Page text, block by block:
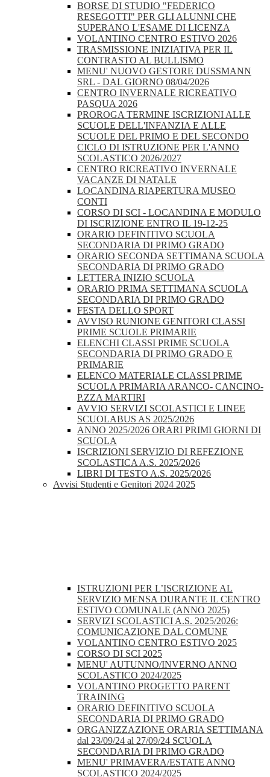
BORSE DI STUDIO "FEDERICO
RESEGOTTI" PER GLI ALUNNI CHE
SUPERANO L'ESAME DI LICENZA
VOLANTINO CENTRO ESTIVO 2026
TRASMISSIONE INIZIATIVA PER IL
CONTRASTO AL BULLISMO
MENU' NUOVO GESTORE DUSSMANN
SRL - DAL GIORNO 08/04/2026
CENTRO INVERNALE RICREATIVO
PASQUA 2026
PROROGA TERMINE ISCRIZIONI ALLE
SCUOLE DELL'INFANZIA E ALLE
SCUOLE DEL PRIMO E DEL SECONDO
CICLO DI ISTRUZIONE PER L'ANNO
SCOLASTICO 2026/2027
CENTRO RICREATIVO INVERNALE
VACANZE DI NATALE
LOCANDINA RIAPERTURA MUSEO
CONTI
CORSO DI SCI - LOCANDINA E MODULO
DI ISCRIZIONE ENTRO IL 19-12-25
ORARIO DEFINITIVO SCUOLA
SECONDARIA DI PRIMO GRADO
ORARIO SECONDA SETTIMANA SCUOLA
SECONDARIA DI PRIMO GRADO
LETTERA INIZIO SCUOLA
ORARIO PRIMA SETTIMANA SCUOLA
SECONDARIA DI PRIMO GRADO
FESTA DELLO SPORT
AVVISO RUNIONE GENITORI CLASSI
PRIME SCUOLE PRIMARIE
ELENCHI CLASSI PRIME SCUOLA
SECONDARIA DI PRIMO GRADO E
PRIMARIE
ELENCO MATERIALE CLASSI PRIME
SCUOLA PRIMARIA ARANCO- CANCINO-
P.ZZA MARTIRI
AVVIO SERVIZI SCOLASTICI E LINEE
SCUOLABUS AS 2025/2026
ANNO 2025/2026 ORARI PRIMI GIORNI DI
SCUOLA
ISCRIZIONI SERVIZIO DI REFEZIONE
SCOLASTICA A.S. 2025/2026
LIBRI DI TESTO A.S. 2025/2026
Avvisi Studenti e Genitori 2024 2025
ISTRUZIONI PER L’ISCRIZIONE AL
SERVIZIO MENSA DURANTE IL CENTRO
ESTIVO COMUNALE (ANNO 2025)
SERVIZI SCOLASTICI A.S. 2025/2026:
COMUNICAZIONE DAL COMUNE
VOLANTINO CENTRO ESTIVO 2025
CORSO DI SCI 2025
MENU' AUTUNNO/INVERNO ANNO
SCOLASTICO 2024/2025
VOLANTINO PROGETTO PARENT
TRAINING
ORARIO DEFINITIVO SCUOLA
SECONDARIA DI PRIMO GRADO
ORGANIZZAZIONE ORARIA SETTIMANA
dal 23/09/24 al 27/09/24 SCUOLA
SECONDARIA DI PRIMO GRADO
MENU' PRIMAVERA/ESTATE ANNO
SCOLASTICO 2024/2025